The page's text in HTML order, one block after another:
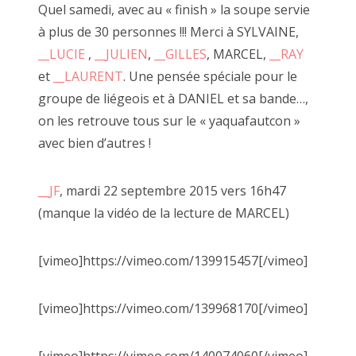
2017 juillet
2017 mai
2017 mars
2017 février
2017 janvier
Quel samedi, avec au « finish » la soupe servie
à plus de 30 personnes !!! Merci à SYLVAINE,
__LUCIE , __JULIEN, __GILLES, MARCEL,
__RAY
et
__LAURENT. Une pensée spéciale pour le
groupe de liégeois et à DANIEL et sa bande…,
on les retrouve tous sur le « yaquafautcon »
avec bien d’autres !
__JF, mardi 22 septembre 2015 vers 16h47
(manque la vidéo de la lecture de MARCEL)
[vimeo]https://vimeo.com/139915457[/vimeo]
[vimeo]https://vimeo.com/139968170[/vimeo]
24 juillet 2021, carton béat